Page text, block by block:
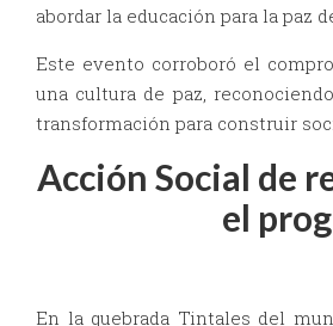
abordar la educación para la paz
Este evento corroboró el
una cultura de paz,
transformación para construir
Acción Social de
el
En la quebrada Tintales del